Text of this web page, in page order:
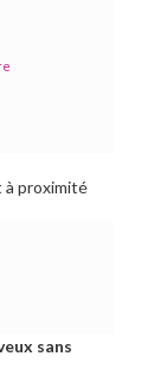
à proximité
sans